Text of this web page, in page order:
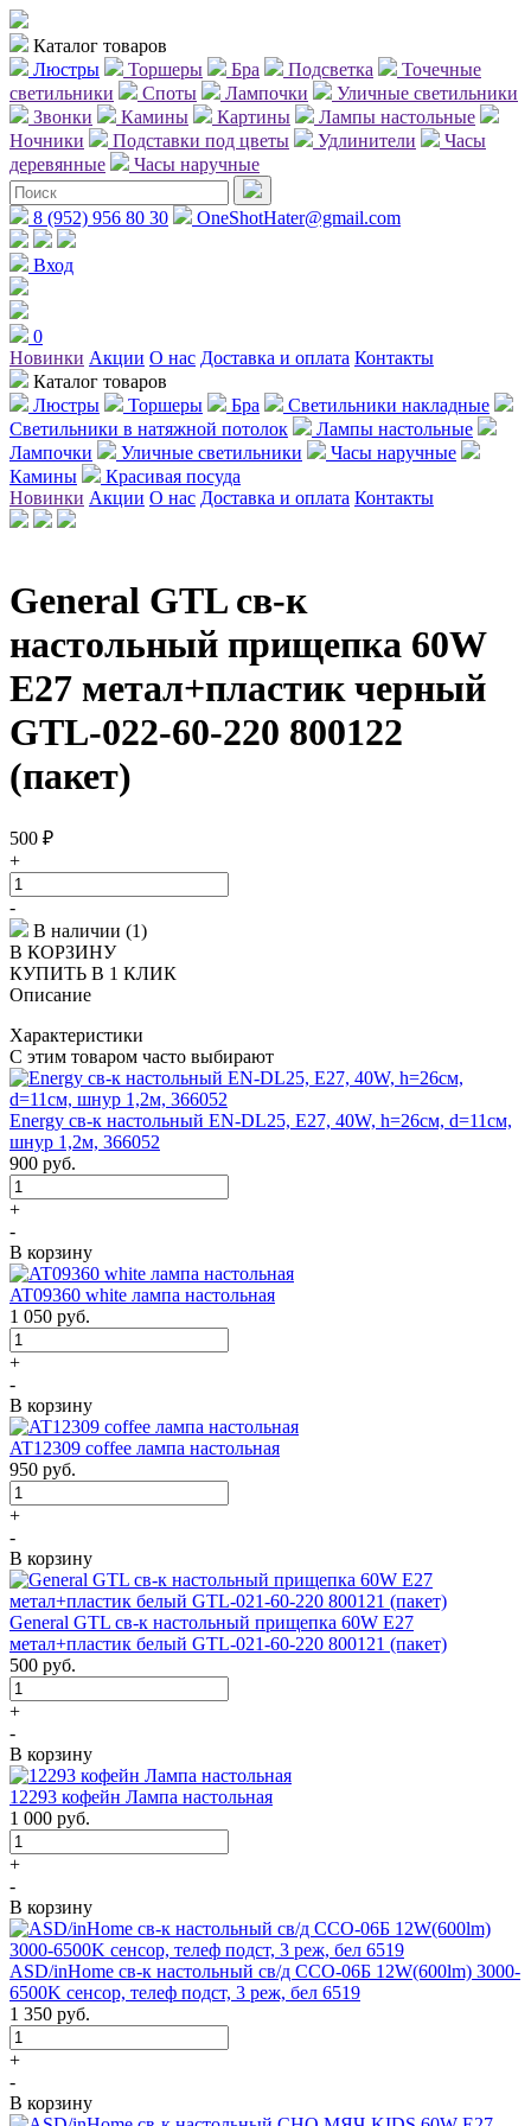
Каталог товаров
Люстры
Торшеры Бра Подсветка
Точечные
светильники
Споты Лампочки
Уличные светильники
Звонки
Камины Картины
Лампы настольные
Ночники
Подставки под цветы Удлинители
Часы
деревянные
Часы наручные
8 (952) 956 80 30 OneShotHater@gmail.com
Вход
0
Новинки Акции О нас Доставка и оплата Контакты
Каталог товаров
Люстры
Торшеры Бра
Светильники накладные
Светильники в натяжной потолок
Лампы настольные
Лампочки
Уличные светильники
Часы наручные
Камины
Красивая посуда
Новинки Акции О нас Доставка и оплата Контакты
General GTL св-к
настольный прищепка 60W
E27 метал+пластик черный
GTL-022-60-220 800122
(пакет)
500 ₽
+
-
В наличии (1)
В КОРЗИНУ
КУПИТЬ В 1 КЛИК
Описание
Характеристики
С этим товаром часто выбирают
Energy св-к настольный EN-DL25, E27, 40W, h=26см, d=11см,
шнур 1,2м, 366052
900 руб.
+
-
В корзину
AT09360 white лампа настольная
1 050 руб.
+
-
В корзину
AT12309 coffee лампа настольная
950 руб.
+
-
В корзину
General GTL св-к настольный прищепка 60W E27
метал+пластик белый GTL-021-60-220 800121 (пакет)
500 руб.
+
-
В корзину
12293 кофейн Лампа настольная
1 000 руб.
+
-
В корзину
ASD/inHome св-к настольный св/д ССО-06Б 12W(600lm) 3000-
6500K сенсор, телеф подст, 3 реж, бел 6519
1 350 руб.
+
-
В корзину